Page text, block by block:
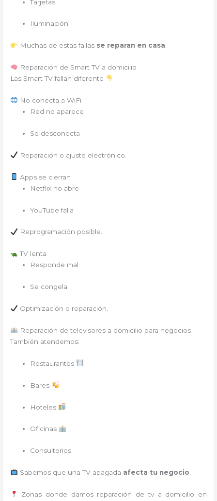
Tarjetas
Iluminación
Muchas de estas fallas se reparan en casa.
Reparación de Smart TV a domicilio
Las Smart TV fallan diferente
No conecta a WiFi
Red no aparece
Se desconecta
Reparación o ajuste electrónico.
Apps se cierran
Netflix no abre
YouTube falla
Reprogramación posible.
TV lenta
Responde mal
Se congela
Optimización o reparación.
Reparación de televisores a domicilio para negocios
También atendemos:
Restaurantes
Bares
Hoteles
Oficinas
Consultorios
Sabemos que una TV apagada afecta tu negocio
Zonas donde damos reparación de tv a domicilio en